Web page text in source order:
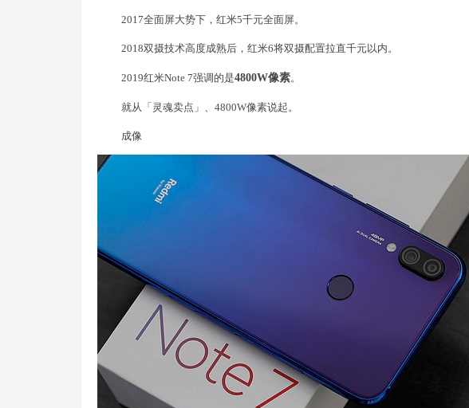
2017全面屏大势下，红米5千元全面屏。
2018双摄技术高度成熟后，红米6将双摄配置拉直千元以内。
2019红米Note 7强调的是4800W像素。
就从「灵魂卖点」、4800W像素说起。
成像